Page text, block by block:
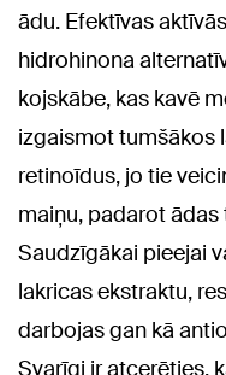
ādu. Efektīvas
hidrohinona
kojskābe, kas kavē
izgaismot tumšākos
retinoīdus, jo tie
maiņu, padarot
Saudzīgākai pieejai
lakricas ekstraktu,
darbojas gan kā